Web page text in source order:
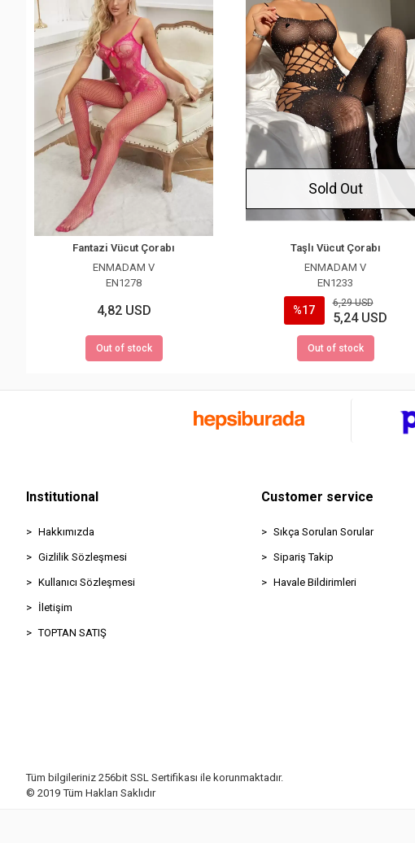
Fantazi Vücut Çorabı
ENMADAM V
EN1278
4,82 USD
Out of stock
Sold Out
Taşlı Vücut Çorabı
ENMADAM V
EN1233
%17
6,29 USD
5,24 USD
Out of stock
Institutional
Hakkımızda
Gizlilik Sözleşmesi
Kullanıcı Sözleşmesi
İletişim
TOPTAN SATIŞ
Customer service
Sıkça Sorulan Sorular
Sipariş Takip
Havale Bildirimleri
Tüm bilgileriniz 256bit SSL Sertifikası ile korunmaktadır.
© 2019 Tüm Hakları Saklıdır